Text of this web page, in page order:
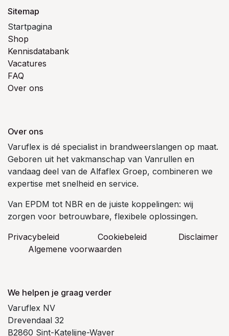
Sitemap
Startpagina
Shop
Kennisdatabank
Vacatures
FAQ
Over ons
Over ons
Varuflex is dé specialist in brandweerslangen op maat.
Geboren uit het vakmanschap van Vanrullen en
vandaag deel van de Alfaflex Groep, combineren we
expertise met snelheid en service.
Van EPDM tot NBR en de juiste koppelingen: wij
zorgen voor betrouwbare, flexibele oplossingen.
Privacybeleid
Cookiebeleid
​Disclaimer
Algemene voorwaarden
We helpen je graag verder
Varuflex NV
Drevendaal 32
B2860 Sint-Katelijne-Waver